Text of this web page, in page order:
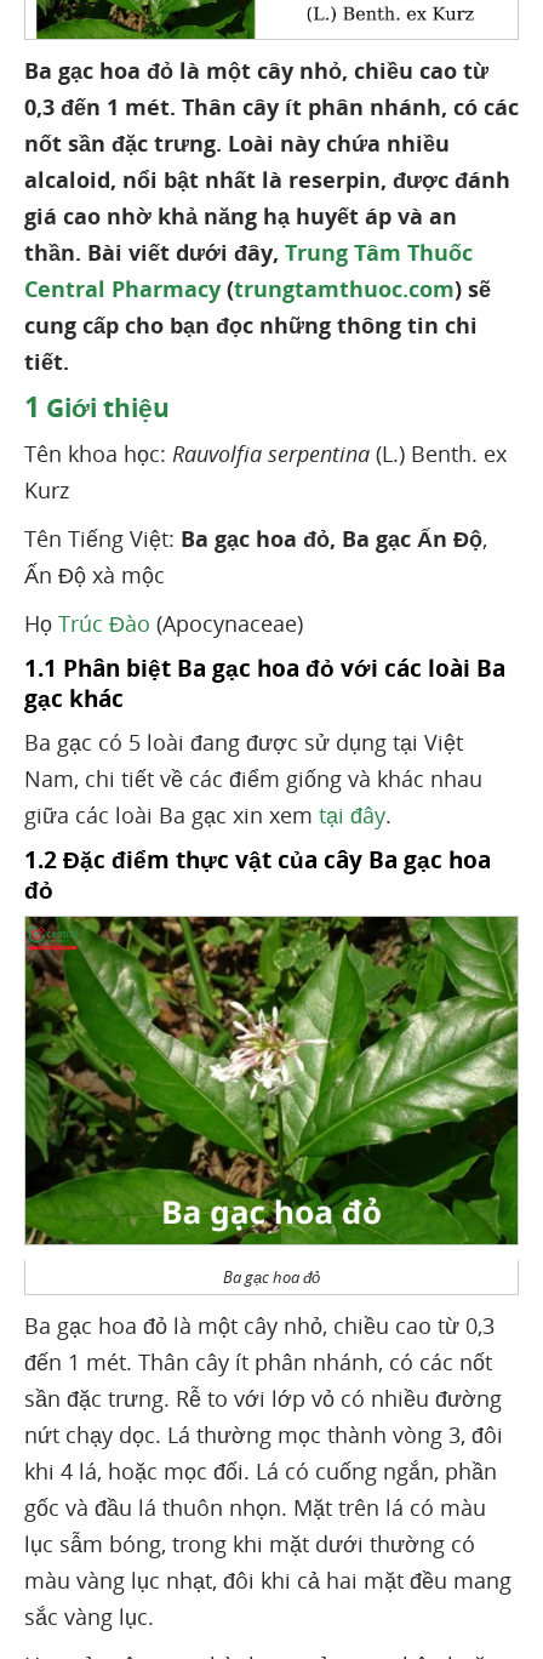
Ba gạc hoa đỏ là một cây nhỏ, chiều cao từ
0,3 đến 1 mét. Thân cây ít phân nhánh, có các
nốt sần đặc trưng. Loài này chứa nhiều
alcaloid, nổi bật nhất là reserpin, được đánh
giá cao nhờ khả năng hạ huyết áp và an
thần. Bài viết dưới đây, Trung Tâm Thuốc
Central Pharmacy (trungtamthuoc.com) sẽ
cung cấp cho bạn đọc những thông tin chi
tiết.
1 Giới thiệu
Tên khoa học: Rauvolfia serpentina (L.) Benth. ex
Kurz
Tên Tiếng Việt: Ba gạc hoa đỏ, Ba gạc Ấn Độ,
Ấn Độ xà mộc
Họ Trúc Đào (Apocynaceae)
1.1 Phân biệt Ba gạc hoa đỏ với các loài Ba
gạc khác
Ba gạc có 5 loài đang được sử dụng tại Việt
Nam, chi tiết về các điểm giống và khác nhau
giữa các loài Ba gạc xin xem tại đây.
1.2 Đặc điểm thực vật của cây Ba gạc hoa
đỏ
Ba gạc hoa đỏ
Ba gạc hoa đỏ là một cây nhỏ, chiều cao từ 0,3
đến 1 mét. Thân cây ít phân nhánh, có các nốt
sần đặc trưng. Rễ to với lớp vỏ có nhiều đường
nứt chạy dọc. Lá thường mọc thành vòng 3, đôi
khi 4 lá, hoặc mọc đối. Lá có cuống ngắn, phần
gốc và đầu lá thuôn nhọn. Mặt trên lá có màu
lục sẫm bóng, trong khi mặt dưới thường có
màu vàng lục nhạt, đôi khi cả hai mặt đều mang
sắc vàng lục.